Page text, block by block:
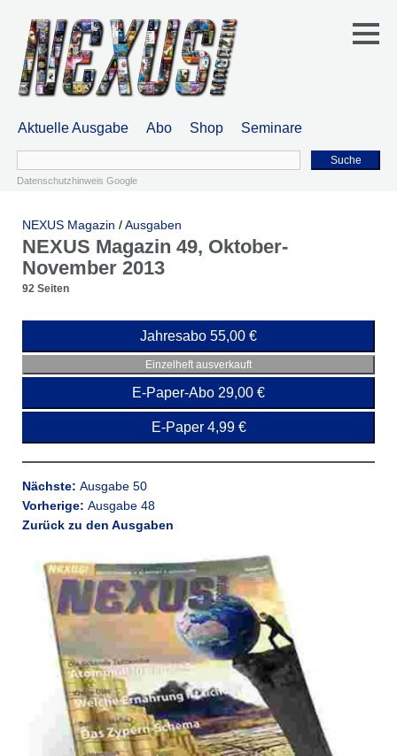
Aktuelle Ausgabe Abo Shop Seminare
Suche
Datenschutzhinweis Google
NEXUS Magazin /Ausgaben
NEXUS Magazin 49, Oktober-
November 2013
92 Seiten
Jahresabo 55,00 €
Einzelheft ausverkauft
E-Paper-Abo 29,00 €
E-Paper 4,99 €
Nächste: Ausgabe 50
Vorherige: Ausgabe 48
Zurück zu den Ausgaben